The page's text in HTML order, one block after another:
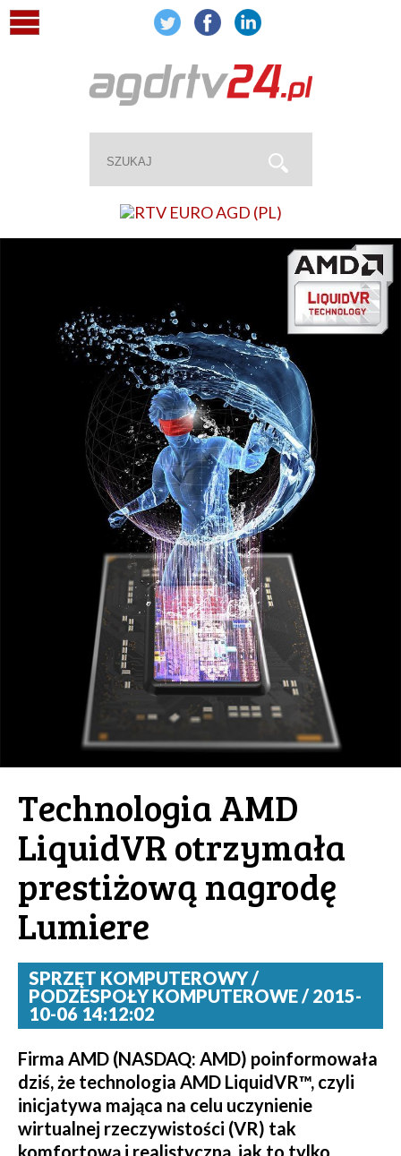
Technologia AMD
LiquidVR otrzymała
prestiżową nagrodę
Lumiere
SPRZĘT KOMPUTEROWY /
PODZESPOŁY KOMPUTEROWE / 2015-
10-06 14:12:02
Firma AMD (NASDAQ: AMD) poinformowała
dziś, że technologia AMD LiquidVR™, czyli
inicjatywa mająca na celu uczynienie
wirtualnej rzeczywistości (VR) tak